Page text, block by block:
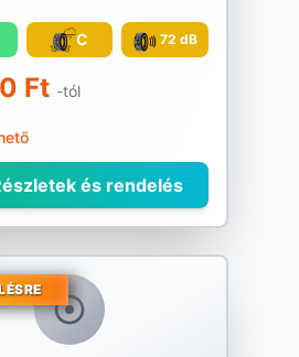
C 72 dB
Ft -tól
és rendelés